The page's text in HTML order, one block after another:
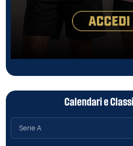
Calendari e